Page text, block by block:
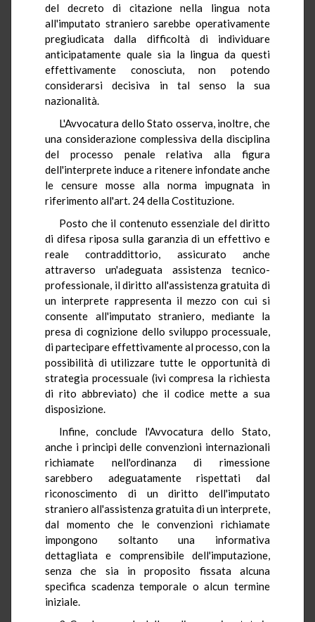
del decreto di citazione nella lingua nota
all'imputato straniero sarebbe operativamente
pregiudicata dalla difficoltà di individuare
anticipatamente quale sia la lingua da questi
effettivamente conosciuta, non potendo
considerarsi decisiva in tal senso la sua
nazionalità.
L'Avvocatura dello Stato osserva, inoltre, che
una considerazione complessiva della disciplina
del processo penale relativa alla figura
dell'interprete induce a ritenere infondate anche
le censure mosse alla norma impugnata in
riferimento all'art. 24 della Costituzione.
Posto che il contenuto essenziale del diritto
di difesa riposa sulla garanzia di un effettivo e
reale contraddittorio, assicurato anche
attraverso un'adeguata assistenza tecnico-
professionale, il diritto all'assistenza gratuita di
un interprete rappresenta il mezzo con cui si
consente all'imputato straniero, mediante la
presa di cognizione dello sviluppo processuale,
di partecipare effettivamente al processo, con la
possibilità di utilizzare tutte le opportunità di
strategia processuale (ivi compresa la richiesta
di rito abbreviato) che il codice mette a sua
disposizione.
Infine, conclude l'Avvocatura dello Stato,
anche i principi delle convenzioni internazionali
richiamate nell'ordinanza di rimessione
sarebbero adeguatamente rispettati dal
riconoscimento di un diritto dell'imputato
straniero all'assistenza gratuita di un interprete,
dal momento che le convenzioni richiamate
impongono soltanto una informativa
dettagliata e comprensibile dell'imputazione,
senza che sia in proposito fissata alcuna
specifica scadenza temporale o alcun termine
iniziale.